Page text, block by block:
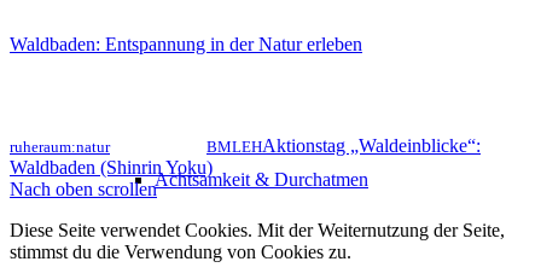
Achtsamkeit & Durchatmen
Waldbaden: Entspannung in der Natur erleben
ruheraum:natur BMLEHAktionstag „Waldeinblicke“:
Waldbaden (Shinrin Yoku)
Nach oben scrollen
Diese Seite verwendet Cookies. Mit der Weiternutzung der Seite,
stimmst du die Verwendung von Cookies zu.